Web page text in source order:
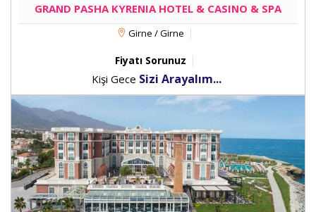
GRAND PASHA KYRENIA HOTEL & CASINO & SPA
Girne / Girne
Fiyatı Sorunuz
Kişi Gece Sizi Arayalım...